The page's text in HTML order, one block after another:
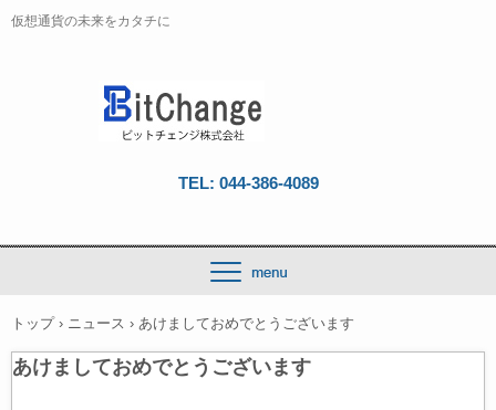
仮想通貨の未来をカタチに
TEL: 044-386-4089
トップ › ニュース › あけましておめでとうございます
あけましておめでとうございます